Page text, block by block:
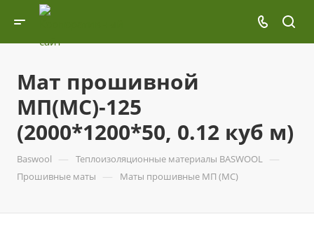
Мат прошивной
МП(МС)-125
(2000*1200*50, 0.12 куб м)
Baswool — Теплоизоляционные материалы BASWOOL —
Прошивные маты — Маты прошивные МП (МС)